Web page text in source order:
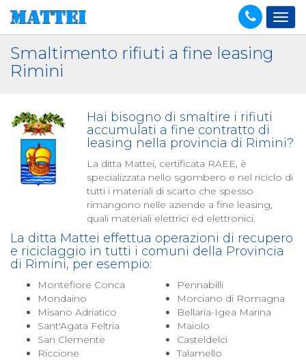
Smaltimento rifiuti a fine leasing
Rimini
Hai bisogno di smaltire i rifiuti
accumulati a fine contratto di
leasing nella provincia di Rimini?
La ditta Mattei, certificata RAEE, è
specializzata nello sgombero e nel riciclo di
tutti i materiali di scarto che spesso
rimangono nelle aziende a fine leasing,
quali materiali elettrici ed elettronici.
La ditta Mattei effettua operazioni di recupero
e riciclaggio in tutti i comuni della Provincia
di Rimini, per esempio:
Montefiore Conca
Mondaino
Misano Adriatico
Sant'Agata Feltria
San Clemente
Riccione
Pennabilli
Morciano di Romagna
Bellaria-Igea Marina
Maiolo
Casteldelci
Talamello